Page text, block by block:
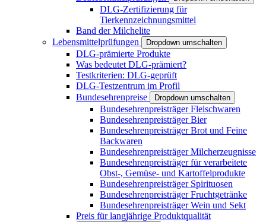
DLG-Zertifizierung für
Tierkennzeichnungsmittel
Band der Milchelite
Lebensmittelprüfungen
Dropdown umschalten
DLG-prämierte Produkte
Was bedeutet DLG-prämiert?
Testkriterien: DLG-geprüft
DLG-Testzentrum im Profil
Bundesehrenpreise
Dropdown umschalten
Bundesehrenpreisträger Fleischwaren
Bundesehrenpreisträger Bier
Bundesehrenpreisträger Brot und Feine
Backwaren
Bundesehrenpreisträger Milcherzeugnisse
Bundesehrenpreisträger für verarbeitete
Obst-, Gemüse- und Kartoffelprodukte
Bundesehrenpreisträger Spirituosen
Bundesehrenpreisträger Fruchtgetränke
Bundesehrenpreisträger Wein und Sekt
Preis für langjährige Produktqualität